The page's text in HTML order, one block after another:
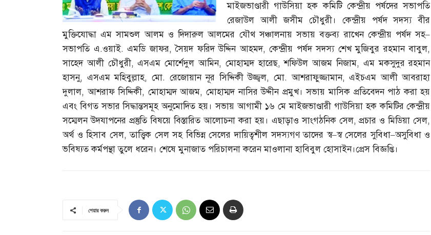
মাইজভাণ্ডারী গাউসিয়া হক কমিটি কেন্দ্রীয় পর্ষদের সভাপতি
রেজাউল আলী জসীম চৌধুরী। কেন্দ্রীয় পর্ষদ সদস্য বীর
মুক্তিযোদ্ধা এম সামশুল আলম ও দিদারুল আলমের যৌথ সঞ্চালনায় সভায় বক্তব্য রাখেন কেন্দ্রীয় পর্ষদ সহ–
সভাপতি এ.ওয়াই.এমডি জাফর,সৈয়দ ফরিদ উদ্দিন আহমদ,কেন্দ্রীয় পর্ষদ সদস্য শেখ মুজিবুর রহমান বাবুল,
সাহেদ আলী চৌধুরী,এসএম মোর্শেদুল আমিন, মোহাম্মদ হারেছ,শফিউল আজম নিজাম, এম মকসুদুর রহমান
হাসনু, এসএম মহিবুল্লাহ, মো. রেজোয়ান নূর সিদ্দিকী উজ্জ্বল, মো.আশরাফুজ্জামান,এইচএম আলী আবরাহা
দুলাল,আশরাফ সিদ্দিকী, মোহাম্মদ আজম,মোহাম্মদ নাসির উদ্দীন প্রমুখ। সভায় মাসিক প্রতিবেদন পাঠ করা হয়
এবং বিগত সভার সিদ্ধান্তসমূহ অনুমোদিত হয়। সভায় আগামী ১৬ মে মাইজভাণ্ডারী গাউসিয়া হক কমিটির কেন্দ্রীয়
সম্মেলন উদযাপনের প্রস্তুতি বিষয়ে বিস্তারিত আলোচনা করা হয়। এছাড়াও সাংগঠনিক সেল,প্রচার ও মিডিয়া সেল,
অর্থ ও হিসাব সেল,তাত্ত্বিক সেল সহ বিভিন্ন সেলের দায়িত্বশীল সদস্যগণ তাদের স্ব–স্ব সেলের সুবিধা–অসুবিধা ও
ভবিষ্যত কর্মপন্থা তুলে ধরেন। শেষে মুনাজাত পরিচালনা করেন মাওলানা হাবিবুল হোসাইন।প্রেস বিজ্ঞপ্তি।
শেয়ার করুন